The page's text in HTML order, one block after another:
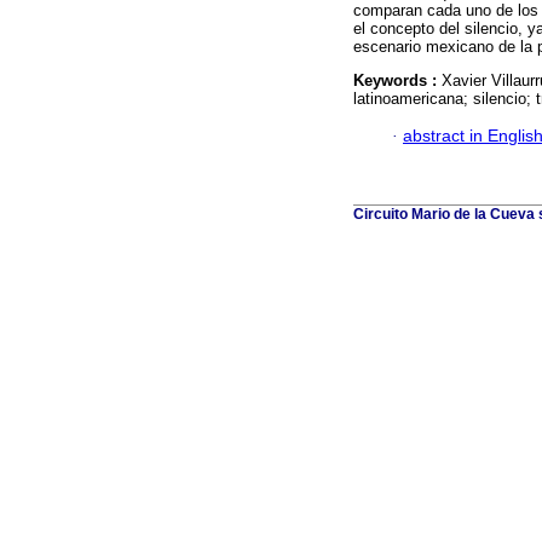
comparan cada uno de
el concepto del silencio,
escenario mexicano de la
Keywords : Xavier
latinoamericana; silencio;
· abstract in English
Circuito Mario de la Cueva